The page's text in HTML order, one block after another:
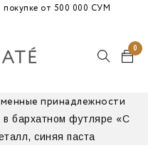
покупке от 500 000 СУМ
0
принадлежности
в бархатном футляре «С
синяя паста